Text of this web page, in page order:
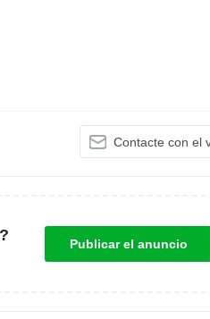
Contacte con el
Publicar el anuncio